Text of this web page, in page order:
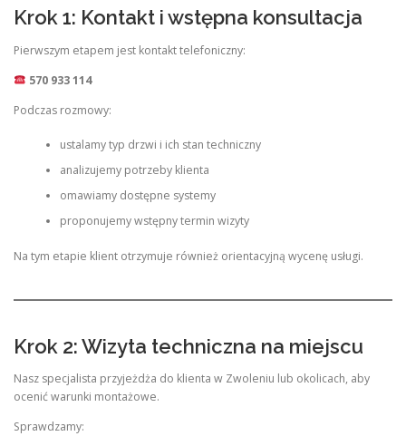
Krok 1: Kontakt i wstępna konsultacja
Pierwszym etapem jest kontakt telefoniczny:
570 933 114
Podczas rozmowy:
ustalamy typ drzwi i ich stan techniczny
analizujemy potrzeby klienta
omawiamy dostępne systemy
proponujemy wstępny termin wizyty
Na tym etapie klient otrzymuje również orientacyjną wycenę usługi.
Krok 2: Wizyta techniczna na miejscu
Nasz specjalista przyjeżdża do klienta w Zwoleniu lub okolicach, aby
ocenić warunki montażowe.
Sprawdzamy: